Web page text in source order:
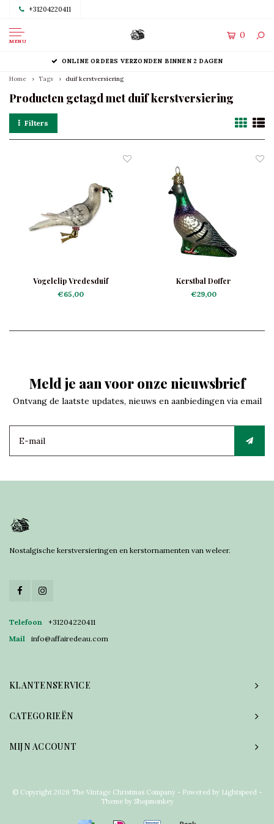
+31204220411
MENU
0
ONLINE ORDERS VERZONDEN BINNEN 2 DAGEN
Home Tags duif kerstversiering
Producten getagd met duif kerstversiering
Filters
Vogelclip Vredesduif
€65,00
Kerstbal Doffer
€29,00
Meld je aan voor onze nieuwsbrief
Ontvang de laatste updates, nieuws en aanbiedingen via email
Nostalgische kerstversieringen en kerstornamenten van weleer.
Telefoon
+31204220411
Mail
info@affairedeau.com
KLANTENSERVICE
CATEGORIEËN
MIJN ACCOUNT
© Copyright 2026 The Vintage Christmas Company - Powered by Lightspeed -
Theme by Shopmonkey